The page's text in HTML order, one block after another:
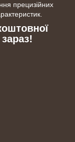
прецизійних